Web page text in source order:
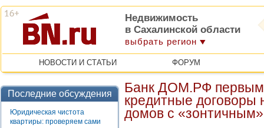
Недвижимость
в Сахалинской области
выбрать регион
НОВОСТИ И СТАТЬИ ФОРУМ
Последние обсуждения
Юридическая чистота
квартиры: проверяем сами
Банк ДОМ.РФ первым
кредитные договоры
домов с